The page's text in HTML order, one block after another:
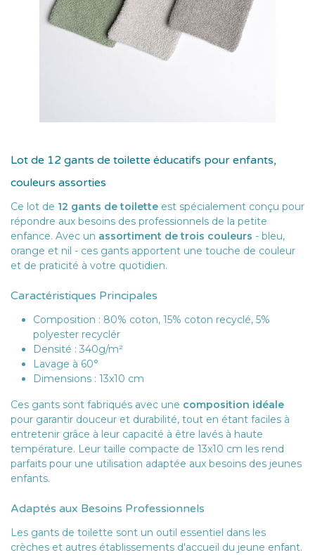
Lot de 12 gants de toilette éducatifs pour enfants,
couleurs assorties
Ce lot de 12 gants de toilette est spécialement conçu pour
répondre aux besoins des professionnels de la petite
enfance. Avec un assortiment de trois couleurs - bleu,
orange et nil - ces gants apportent une touche de couleur
et de praticité à votre quotidien.
Caractéristiques Principales
Composition : 80% coton, 15% coton recyclé, 5%
polyester recyclér
Densité : 340g/m²
Lavage à 60°
Dimensions : 13x10 cm
Ces gants sont fabriqués avec une composition idéale
pour garantir douceur et durabilité, tout en étant faciles à
entretenir grâce à leur capacité à être lavés à haute
température. Leur taille compacte de 13x10 cm les rend
parfaits pour une utilisation adaptée aux besoins des jeunes
enfants.
Adaptés aux Besoins Professionnels
Les gants de toilette sont un outil essentiel dans les
crèches et autres établissements d'accueil du jeune enfant.